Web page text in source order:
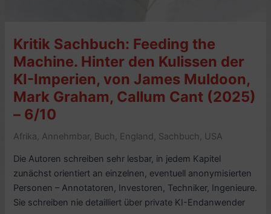
Kritik Sachbuch: Feeding the
Machine. Hinter den Kulissen der
KI-Imperien, von James Muldoon,
Mark Graham, Callum Cant (2025)
– 6/10
Afrika, Annehmbar, Buch , England, Sachbuch , USA
Die Autoren schreiben sehr lesbar, in jedem Kapitel
zunächst orientiert an einzelnen, eventuell anonymisierten
Personen – Annotatoren, Investoren, Techniker, Ingenieure.
Sie schreiben nie detailliert über private KI-Endanwender